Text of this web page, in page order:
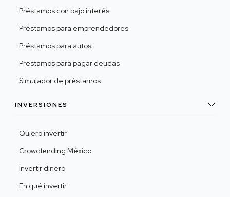
Préstamos con bajo interés
Préstamos para emprendedores
Préstamos para autos
Préstamos para pagar deudas
Simulador de préstamos
INVERSIONES
Quiero invertir
Crowdlending México
Invertir dinero
En qué invertir